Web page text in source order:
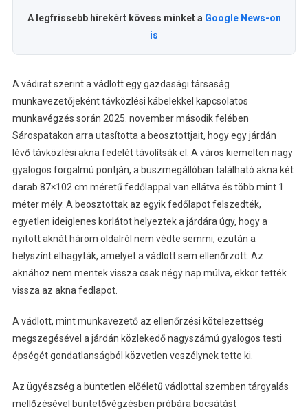
A legfrissebb hírekért kövess minket a Google News-on
is
A vádirat szerint a vádlott egy gazdasági társaság
munkavezetőjeként távközlési kábelekkel kapcsolatos
munkavégzés során 2025. november második felében
Sárospatakon arra utasította a beosztottjait, hogy egy járdán
lévő távközlési akna fedelét távolítsák el. A város kiemelten nagy
gyalogos forgalmú pontján, a buszmegállóban található akna két
darab 87×102 cm méretű fedőlappal van ellátva és több mint 1
méter mély. A beosztottak az egyik fedőlapot felszedték,
egyetlen ideiglenes korlátot helyeztek a járdára úgy, hogy a
nyitott aknát három oldalról nem védte semmi, ezután a
helyszínt elhagyták, amelyet a vádlott sem ellenőrzött. Az
aknához nem mentek vissza csak négy nap múlva, ekkor tették
vissza az akna fedlapot.
A vádlott, mint munkavezető az ellenőrzési kötelezettség
megszegésével a járdán közlekedő nagyszámú gyalogos testi
épségét gondatlanságból közvetlen veszélynek tette ki.
Az ügyészség a büntetlen előéletű vádlottal szemben tárgyalás
mellőzésével büntetővégzésben próbára bocsátást